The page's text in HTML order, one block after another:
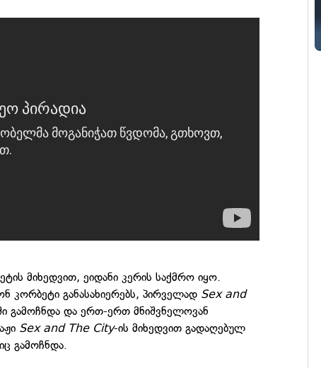
მიხედვით, ეიდანი კერის საქმრო იყო.
კორბეტი განასახიერებს, პირველად Sex and
გამოჩნდა და ერთ-ერთ მნიშვნელოვან
Sex and The City-ის მიხედვით გადაღებულ
გამოჩნდა.